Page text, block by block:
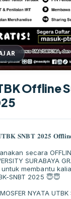
Offline
𝐒𝐍𝐁𝐓 𝟐𝟎𝟐𝟓
secara
SURABAYA
untuk membantu
SNBT 2025 😇😇
NYATA